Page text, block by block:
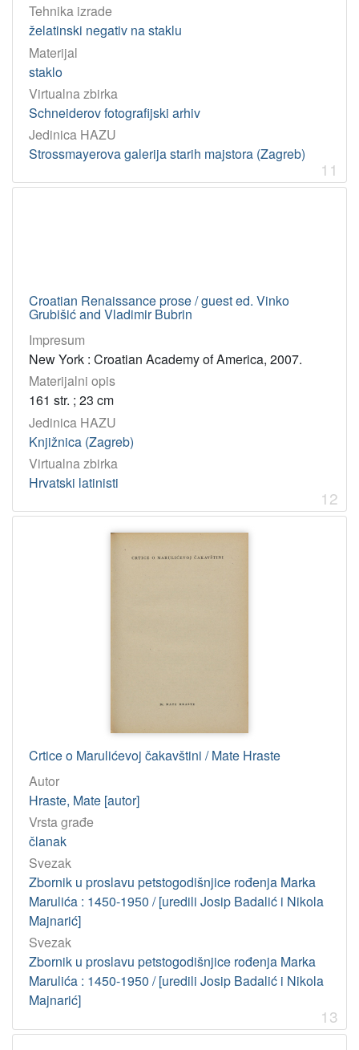
Tehnika izrade
želatinski negativ na staklu
Materijal
staklo
Virtualna zbirka
Schneiderov fotografijski arhiv
Jedinica HAZU
Strossmayerova galerija starih majstora (Zagreb)
11
Croatian Renaissance prose / guest ed. Vinko
Grubišić and Vladimir Bubrin
Impresum
New York : Croatian Academy of America, 2007.
Materijalni opis
161 str. ; 23 cm
Jedinica HAZU
Knjižnica (Zagreb)
Virtualna zbirka
Hrvatski latinisti
12
Crtice o Marulićevoj čakavštini / Mate Hraste
Autor
Hraste, Mate [autor]
Vrsta građe
članak
Svezak
Zbornik u proslavu petstogodišnjice rođenja Marka
Marulića : 1450-1950 / [uredili Josip Badalić i Nikola
Majnarić]
Svezak
Zbornik u proslavu petstogodišnjice rođenja Marka
Marulića : 1450-1950 / [uredili Josip Badalić i Nikola
Majnarić]
13